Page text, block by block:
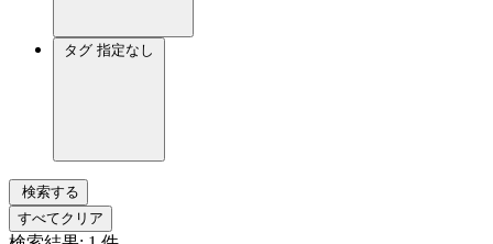
タグ 指定なし
検索する
すべてクリア